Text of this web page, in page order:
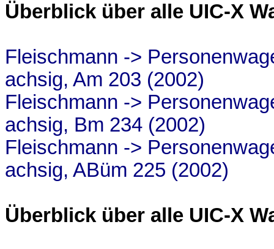
Überblick über alle UIC-X
Fleischmann ->
achsig, Am 203 (2002)
Fleischmann ->
achsig, Bm 234 (2002)
Fleischmann ->
achsig, ABüm 225 (2002)
Überblick über alle UIC-X